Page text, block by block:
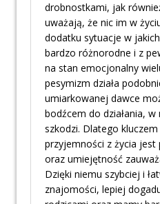
drobnostkami, jak
uważają, że nic im w
dodatku sytuacje w
bardzo różnorodne i z
na stan emocjonalny
pesymizm działa
umiarkowanej dawce
bodźcem do działania,
szkodzi. Dlatego
przyjemności z życia jest
oraz umiejętność
Dzięki niemu szybciej i
znajomości, lepiej